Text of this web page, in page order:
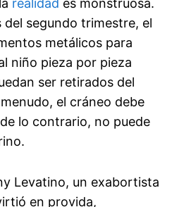
realidad es monstruosa.
segundo trimestre, el
metálicos para
niño pieza por pieza
ser retirados del
el cráneo debe
lo contrario, no puede
Levatino, un exabortista
en provida,